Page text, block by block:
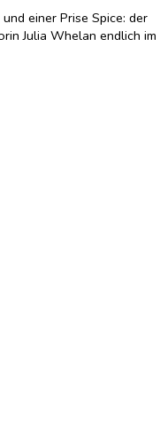
einer Prise Spice: der
Julia Whelan endlich im